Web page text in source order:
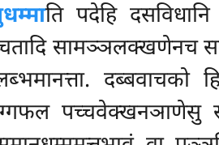
ति पदेहि
सामञ्ञलक्खणेनच
दब्बवाचको
पच्चवेक्खनञाणेसु